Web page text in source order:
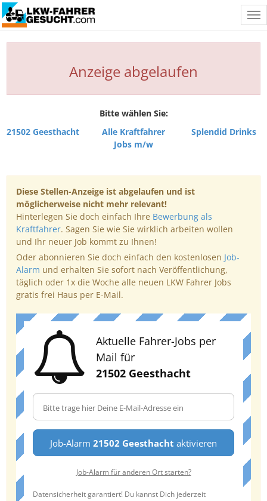
Anzeige abgelaufen
Bitte wählen Sie:
21502 Geesthacht
Alle Kraftfahrer
Jobs m/w
Splendid Drinks
Diese Stellen-Anzeige ist abgelaufen und ist
möglicherweise nicht mehr relevant!
Hinterlegen Sie doch einfach Ihre Bewerbung als
Kraftfahrer. Sagen Sie wie Sie wirklich arbeiten wollen
und Ihr neuer Job kommt zu Ihnen!
Oder abonnieren Sie doch einfach den kostenlosen Job-
Alarm und erhalten Sie sofort nach Veröffentlichung,
täglich oder 1x die Woche alle neuen LKW Fahrer Jobs
gratis frei Haus per E-Mail.
Aktuelle Fahrer-Jobs per
Mail für
21502 Geesthacht
Job-Alarm 21502 Geesthacht aktivieren
Job-Alarm für anderen Ort starten?
Datensicherheit garantiert! Du kannst Dich jederzeit